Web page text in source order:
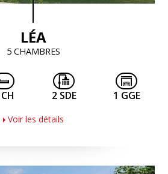
LÉA
5 CHAMBRES
2 SDE 1 GGE
Voir les détails